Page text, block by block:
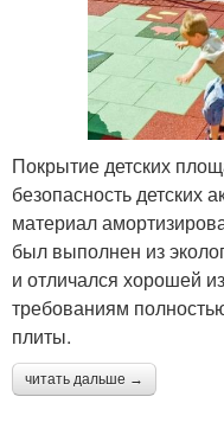
Покрытие детских
безопасность детских
материал
был выполнен из
и отличался хорошей
требованиям
плиты.
читать дальше →